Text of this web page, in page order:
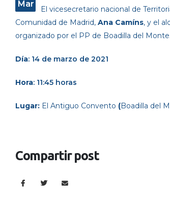
Mar
El vicesecretario nacional de
Comunidad de Madrid, Ana Camíns, y el
organizado por el PP de Boadilla del Monte.
Día: 14 de marzo de 2021
Hora: 11:45 horas
Lugar: El Antiguo Convento (Boadilla del
Compartir post